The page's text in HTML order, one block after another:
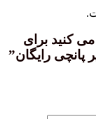
کنید برای